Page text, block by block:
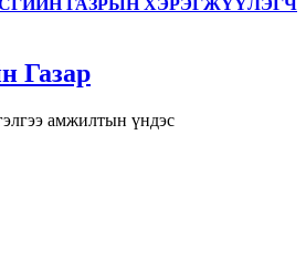
ГАЗРЫН ХЭРЭГЖҮҮЛЭГЧ
Газар
амжилтын үндэс